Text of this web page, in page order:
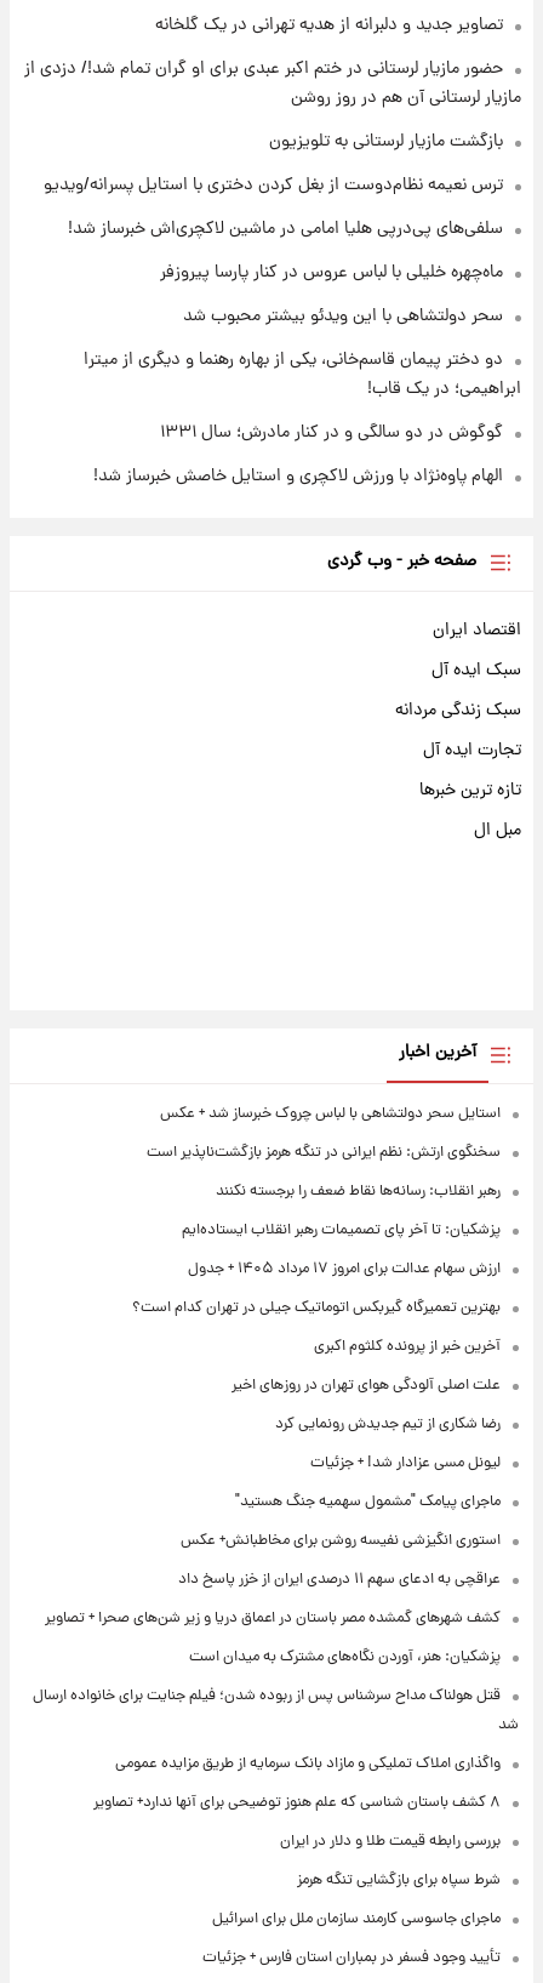
+جدول
۱۱ ساعت پیش
قیمت محصولات ایران‌خودرو و سایپا امروز شنبه
۱۷ مرداد ۱۴۰۵
یک پیش ‌بینی مهم برای قیمت دلار، طلا و سکه
تصاویر جدید و دلبرانه از هدیه تهرانی در یک گلخانه
حضور مازیار لرستانی در ختم اکبر عبدی برای او گران تمام شد!/ دزدی از
مازیار لرستانی آن هم در روز روشن
بازگشت مازیار لرستانی به تلویزیون
ترس نعیمه نظام‌دوست از بغل کردن دختری با استایل پسرانه/ویدیو
سلفی‌های پی‌درپی هلیا امامی در ماشین لاکچری‌اش خبرساز شد!
ماه‌چهره خلیلی با لباس عروس در کنار پارسا پیروزفر
سحر دولتشاهی با این ویدئو بیشتر محبوب شد
دو دختر پیمان قاسم‌خانی، یکی از بهاره رهنما و دیگری از میترا
ابراهیمی؛ در یک قاب!
گوگوش در دو سالگی و در کنار مادرش؛ سال ۱۳۳۱
الهام پاوه‌نژاد با ورزش لاکچری و استایل خاصش خبرساز شد!
صفحه خبر - وب گردی
اقتصاد ایران
سبک ایده آل
سبک زندگی مردانه
تجارت ایده آل
تازه ترین خبرها
مبل ال
آخرین اخبار
استایل سحر دولتشاهی با لباس چروک خبرساز شد + عکس
سخنگوی ارتش: نظم ایرانی در تنگه هرمز بازگشت‌ناپذیر است
رهبر انقلاب: رسانه‌ها نقاط ضعف را برجسته نکنند
پزشکیان: تا آخر پای تصمیمات رهبر انقلاب ایستاده‌ایم
ارزش سهام عدالت برای امروز ۱۷ مرداد ۱۴۰۵ + جدول
بهترین تعمیرگاه گیربکس اتوماتیک جیلی در تهران کدام است؟
آخرین خبر از پرونده کلثوم اکبری
علت اصلی آلودگی هوای تهران در روزهای اخیر
رضا شکاری از تیم جدیدش رونمایی کرد
لیونل مسی عزادار شد! + جزئیات
ماجرای پیامک "مشمول سهمیه جنگ هستید"
استوری انگیزشی نفیسه روشن برای مخاطبانش+ عکس
عراقچی به ادعای سهم ۱۱ درصدی ایران از خزر پاسخ داد
کشف شهرهای گمشده مصر باستان در اعماق دریا و زیر شن‌های صحرا + تصاویر
پزشکیان: هنر، آوردن نگاه‌های مشترک به میدان است
قتل هولناک مداح سرشناس پس از ربوده شدن؛ فیلم جنایت برای خانواده ارسال
شد
واگذاری املاک تملیکی و مازاد بانک سرمایه از طریق مزایده عمومی
۸ کشف باستان شناسی که علم هنوز توضیحی برای آنها ندارد+ تصاویر
بررسی رابطه قیمت طلا و دلار در ایران
شرط سپاه برای بازگشایی تنگه هرمز
ماجرای جاسوسی کارمند سازمان ملل برای اسرائیل
تأیید وجود فسفر در بمباران استان فارس + جزئیات